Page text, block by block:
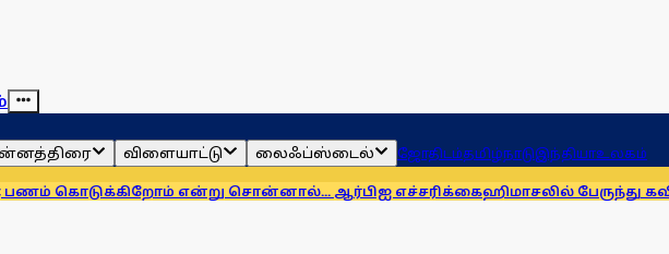
விளையாட்டு லைஃப்ஸ்டைல் ஜோதிடம்தமிழ்நாடுஇந்தியாஉலகம்
என்று சொன்னால்... ஆர்பிஐ எச்சரிக்கைஹிமாசலில் பேருந்து கவிழ்ந்து